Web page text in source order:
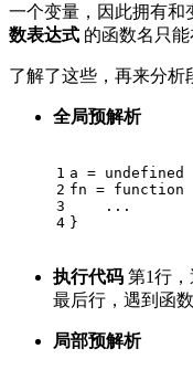
一个变量，因此拥有和
数表达式 的函数名只能
了解了这些，再来分析
全局预解析
1
2
3
4
a = undefined
fn = function
    ...
}
执行代码 第1行
最后行，遇到函
局部预解析